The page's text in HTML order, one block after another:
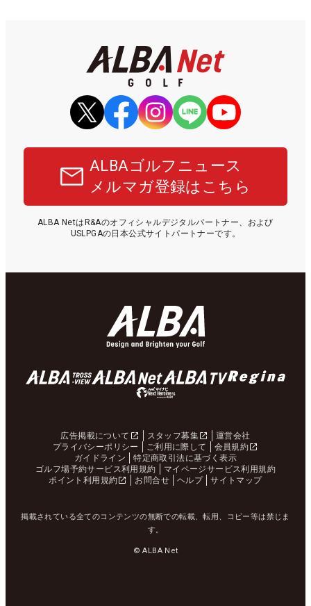
ALBAゴルフニュース
メルマガ登録はこちら
ALBA NetはR&Aのオフィシャルデジタルパートナー、および
USLPGAの日本公式サイトパートナーです。
広告掲載について スタッフ募集
運営会社
プライバシーポリシー
ご利用に際して
会員規約
ガイドライン
特定商取引法に基づく表示
ゴルフ場予約サービス利用規約
マイページサービス利用規約
ポイント利用規約
お問合せ ヘルプ サイトマップ
掲載されている全てのコンテンツの無断での転載、転用、コピー等は禁じま
す。
© ALBA Net